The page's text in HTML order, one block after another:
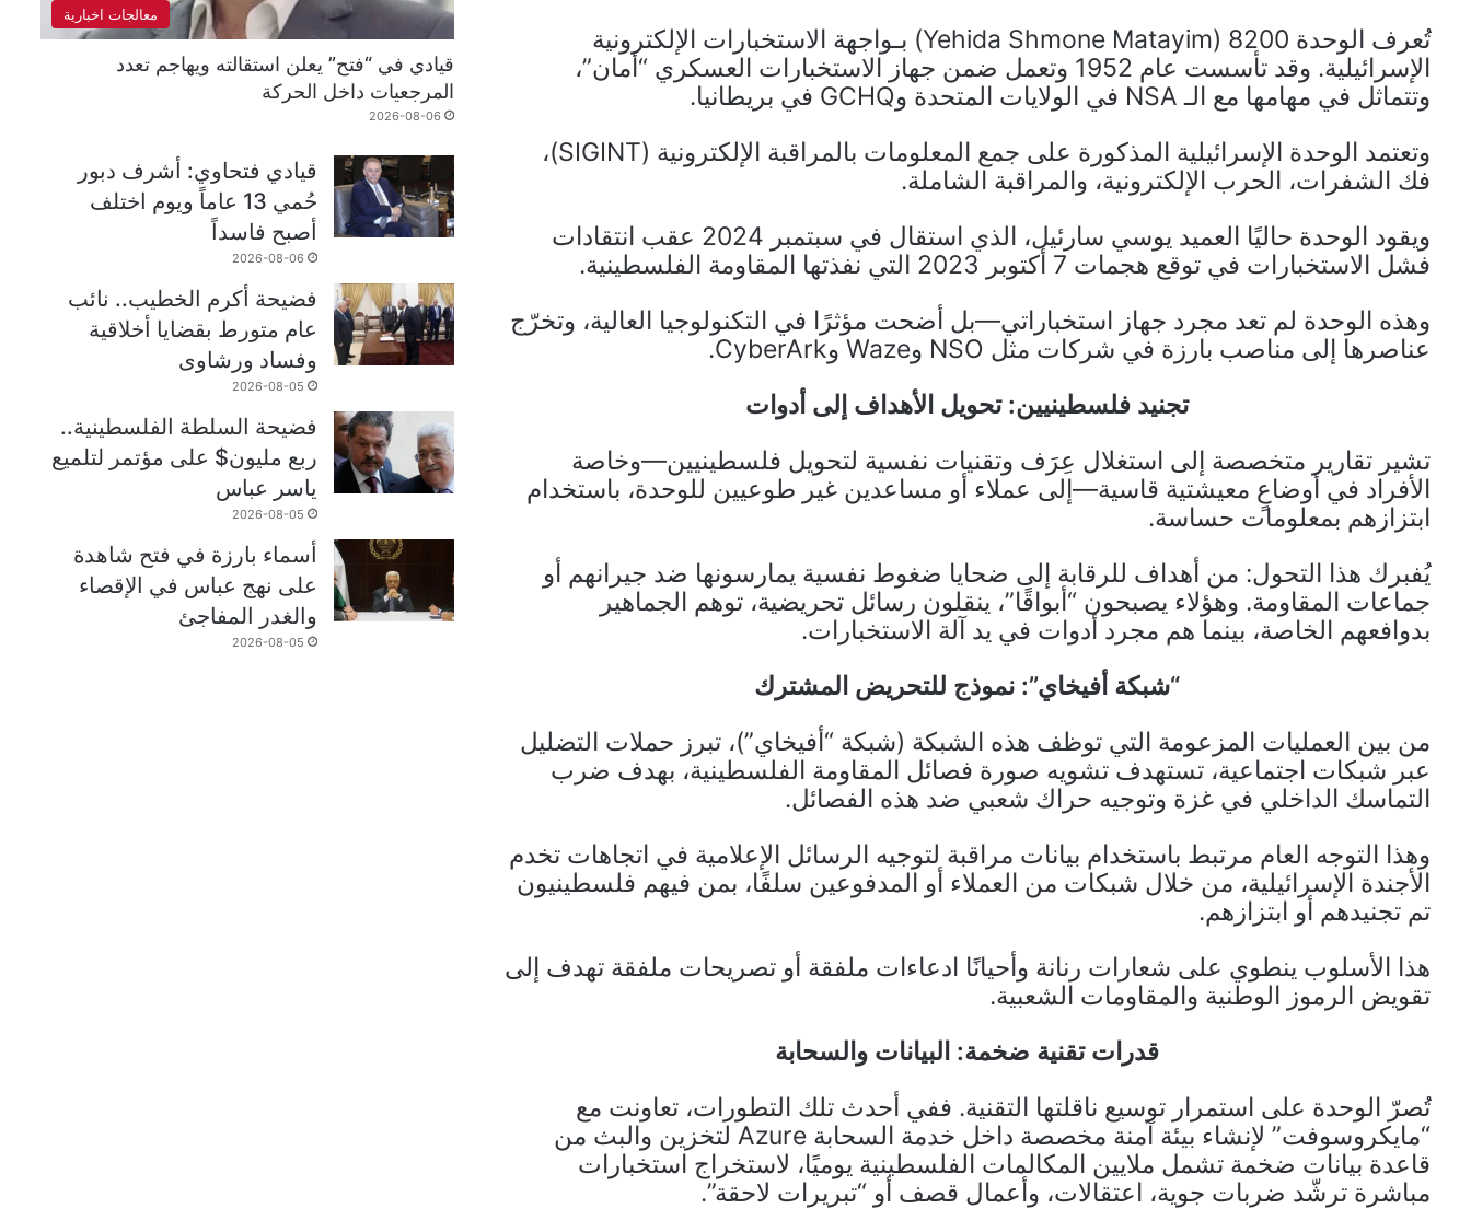
تُعرف الوحدة 8200 (Yehida Shmone Matayim) بـواجهة الاستخبارات الإلكترونية
الإسرائيلية. وقد تأسست عام 1952 وتعمل ضمن جهاز الاستخبارات العسكري “أمان”،
وتتماثل في مهامها مع الـ NSA في الولايات المتحدة وGCHQ في بريطانيا.
وتعتمد الوحدة الإسرائيلية المذكورة على جمع المعلومات بالمراقبة الإلكترونية (SIGINT)،
فك الشفرات، الحرب الإلكترونية، والمراقبة الشاملة.
ويقود الوحدة حاليًا العميد يوسي سارئيل، الذي استقال في سبتمبر 2024 عقب انتقادات
فشل الاستخبارات في توقع هجمات 7 أكتوبر 2023 التي نفذتها المقاومة الفلسطينية.
وهذه الوحدة لم تعد مجرد جهاز استخباراتي—بل أضحت مؤثرًا في التكنولوجيا العالية، وتخرّج
عناصرها إلى مناصب بارزة في شركات مثل NSO وWaze وCyberArk.
تجنيد فلسطينيين: تحويل الأهداف إلى أدوات
تشير تقارير متخصصة إلى استغلال عِرَف وتقنيات نفسية لتحويل فلسطينيين—وخاصة
الأفراد في أوضاعٍ معيشتية قاسية—إلى عملاء أو مساعدين غير طوعيين للوحدة، باستخدام
ابتزازهم بمعلومات حساسة.
يُفبرك هذا التحول: من أهداف للرقابة إلى ضحايا ضغوط نفسية يمارسونها ضد جيرانهم أو
جماعات المقاومة. وهؤلاء يصبحون “أبواقًا”، ينقلون رسائل تحريضية، توهم الجماهير
بدوافعهم الخاصة، بينما هم مجرد أدوات في يد آلة الاستخبارات.
“شبكة أفيخاي”: نموذج للتحريض المشترك
من بين العمليات المزعومة التي توظف هذه الشبكة (شبكة “أفيخاي”)، تبرز حملات التضليل
عبر شبكات اجتماعية، تستهدف تشويه صورة فصائل المقاومة الفلسطينية، بهدف ضرب
التماسك الداخلي في غزة وتوجيه حراك شعبي ضد هذه الفصائل.
وهذا التوجه العام مرتبط باستخدام بيانات مراقبة لتوجيه الرسائل الإعلامية في اتجاهات تخدم
الأجندة الإسرائيلية، من خلال شبكات من العملاء أو المدفوعين سلفًا، بمن فيهم فلسطينيون
تم تجنيدهم أو ابتزازهم.
هذا الأسلوب ينطوي على شعارات رنانة وأحيانًا ادعاءات ملفقة أو تصريحات ملفقة تهدف إلى
تقويض الرموز الوطنية والمقاومات الشعبية.
قدرات تقنية ضخمة: البيانات والسحابة
تُصرّ الوحدة على استمرار توسيع ناقلتها التقنية. ففي أحدث تلك التطورات، تعاونت مع
“مايكروسوفت” لإنشاء بيئة آمنة مخصصة داخل خدمة السحابة Azure لتخزين والبث من
قاعدة بيانات ضخمة تشمل ملايين المكالمات الفلسطينية يوميًا، لاستخراج استخبارات
مباشرة ترشّد ضربات جوية، اعتقالات، وأعمال قصف أو “تبريرات لاحقة”.
معالجات اخبارية
قيادي في “فتح” يعلن استقالته ويهاجم تعدد
المرجعيات داخل الحركة
2026-08-06
قيادي فتحاوي: أشرف دبور
حُمي 13 عاماً ويوم اختلف
أصبح فاسداً
2026-08-06
فضيحة أكرم الخطيب.. نائب
عام متورط بقضايا أخلاقية
وفساد ورشاوى
2026-08-05
فضيحة السلطة الفلسطينية..
ربع مليون$ على مؤتمر لتلميع
ياسر عباس
2026-08-05
أسماء بارزة في فتح شاهدة
على نهج عباس في الإقصاء
والغدر المفاجئ
2026-08-05